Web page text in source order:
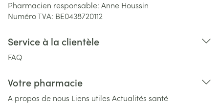
Pharmacien responsable: Anne Houssin
Numéro TVA: BE0438720112
Service à la clientèle
FAQ
Votre pharmacie
A propos de nous Liens utiles Actualités santé